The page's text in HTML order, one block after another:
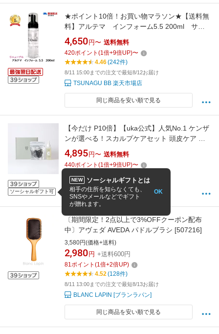
★ポイント10倍！お買い物マラソン★【送料無
料】アルテマ インフォーム5.5 200ml サロ
ン専売品 髪質改善 ultema トリートメント
薬剤促進 毛髪の結合強化剤 切れ毛 枝毛 ツ
ヤ 強化 縮毛矯正 ダメージ エイジング ブリー
4,650 円〜 送料無料
420ポイント (1倍+9倍UP)〜
4.46(242件)
8/11 15:00までの注文で最短8/12お届け
TSUNAGU BB 楽天市場店
同じ商品を安い順で見る
ソーシャルギフト可
【今だけ P10倍】【uka公式】人気No.1 ケンザ
ンが選べる！スカルプケアセット 頭皮ケア ス
カルプケア シャンプーブラシ ソフト ミディア
ム バリカタ 頭皮ブラシ 頭皮 ブラシ ヘアブラシ
ヘッドマッサージ ヘッドスパ ヘアケア 家 自宅
美容 髪 クロモジ くろもじ
4,895 円〜 送料無料
440ポイント (1倍+9倍UP)〜
8/11 0:00までの注文で最短8/19お届け
uka 公式ショップ
〔期間限定！2点以上で3%OFFクーポン配布
中〕アヴェダ AVEDA パドルブラシ [507216]
3,580円(価格+送料)
2,980 円 +送料600円
81ポイント (1倍+2倍UP)
4.52(128件)
8/11 13:00までの注文で最短8/13お届け
BLANC LAPIN [ブランラパン]
同じ商品を安い順で見る
NEW ソーシャルギフトとは
相手の住所を知らなくても、
SNSやメールなどでギフト
が贈れます。
OK